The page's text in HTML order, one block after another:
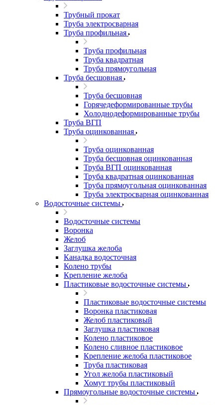
Трубный прокат
Труба электросварная
Труба профильная
Труба профильная
Труба квадратная
Труба прямоугольная
Труба бесшовная
Труба бесшовная
Горячедеформированные трубы
Холоднодеформированные трубы
Труба ВГП
Труба оцинкованная
Труба оцинкованная
Труба бесшовная оцинкованная
Труба ВГП оцинкованная
Труба квадратная оцинкованная
Труба прямоугольная оцинкованная
Труба электросварная оцинкованная
Водосточные системы
Водосточные системы
Воронка
Желоб
Заглушка желоба
Канадка водосточная
Колено трубы
Крепление желоба
Пластиковые водосточные системы
Пластиковые водосточные системы
Воронка пластиковая
Желоб пластиковый
Заглушка пластиковая
Колено пластиковое
Колено сливное пластиковое
Крепление желоба пластиковое
Труба пластиковая
Угол желоба пластиковый
Хомут трубы пластиковый
Прямоугольные водосточные системы